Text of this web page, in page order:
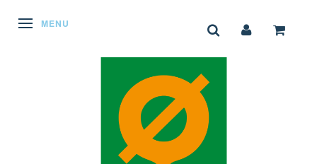
SKIFTE NAVIGATION
MENU